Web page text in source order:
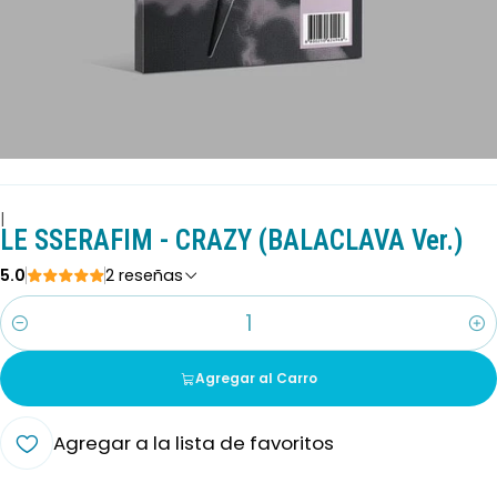
|
LE SSERAFIM - CRAZY (BALACLAVA Ver.)
5.0 2 reseñas
Cantidad
Agregar al Carro
Agregar a la lista de favoritos